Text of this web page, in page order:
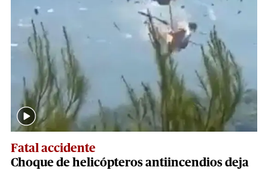
Fatal accidente
Choque de helicópteros antiincendios deja